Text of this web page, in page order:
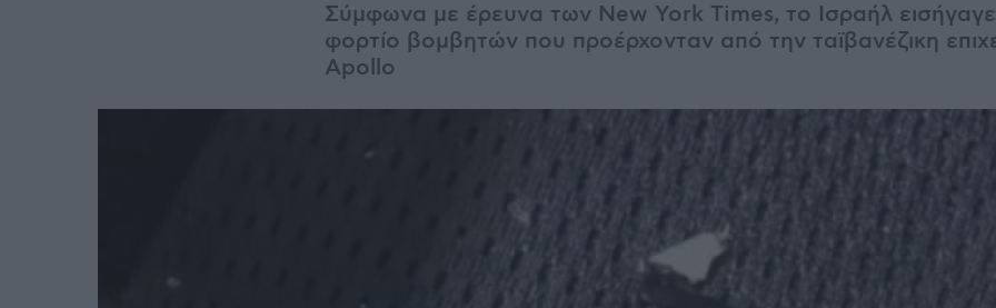
Σύμφωνα με έρευνα των New York Times, το Ισραήλ εισήγαγε
φορτίο βομβητών που προέρχονταν από την ταϊβανέζικη
Apollo